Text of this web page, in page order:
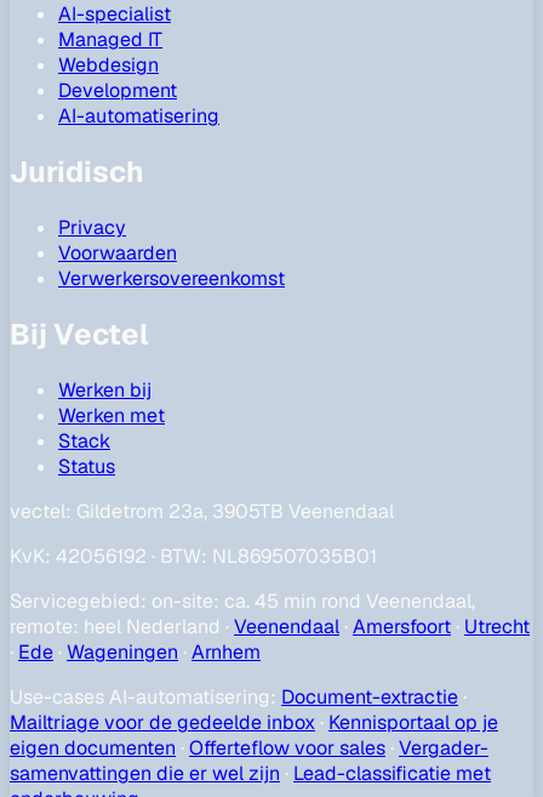
AI-specialist
Managed IT
Webdesign
Development
AI-automatisering
Juridisch
Privacy
Voorwaarden
Verwerkersovereenkomst
Bij Vectel
Werken bij
Werken met
Stack
Status
vectel: Gildetrom 23a, 3905TB Veenendaal
KvK: 42056192 · BTW: NL869507035B01
Servicegebied: on-site: ca. 45 min rond Veenendaal,
remote: heel Nederland ·Veenendaal ·Amersfoort · Utrecht
· Ede ·Wageningen ·Arnhem
Use-cases AI-automatisering: Document-extractie ·
Mailtriage voor de gedeelde inbox · Kennisportaal op je
eigen documenten ·Offerteflow voor sales ·Vergader-
samenvattingen die er wel zijn · Lead-classificatie met